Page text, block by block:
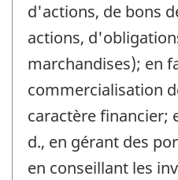
d'actions, de bons
actions,
marchandises); en
commercialisation
caractère financier;
d., en gérant des
en conseillant les